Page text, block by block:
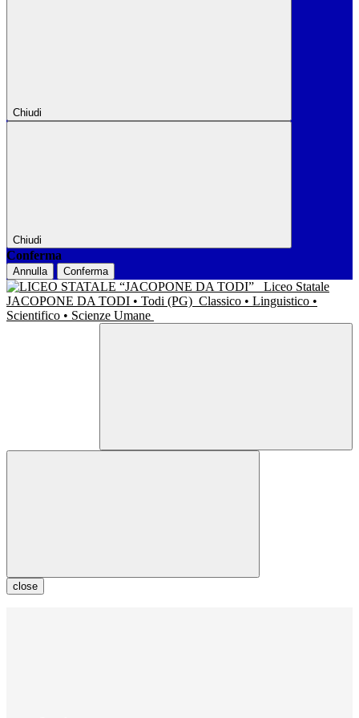
Chiudi
Chiudi
Conferma
Annulla Conferma
Liceo Statale
JACOPONE DA TODI • Todi (PG) Classico • Linguistico •
Scientifico • Scienze Umane
close